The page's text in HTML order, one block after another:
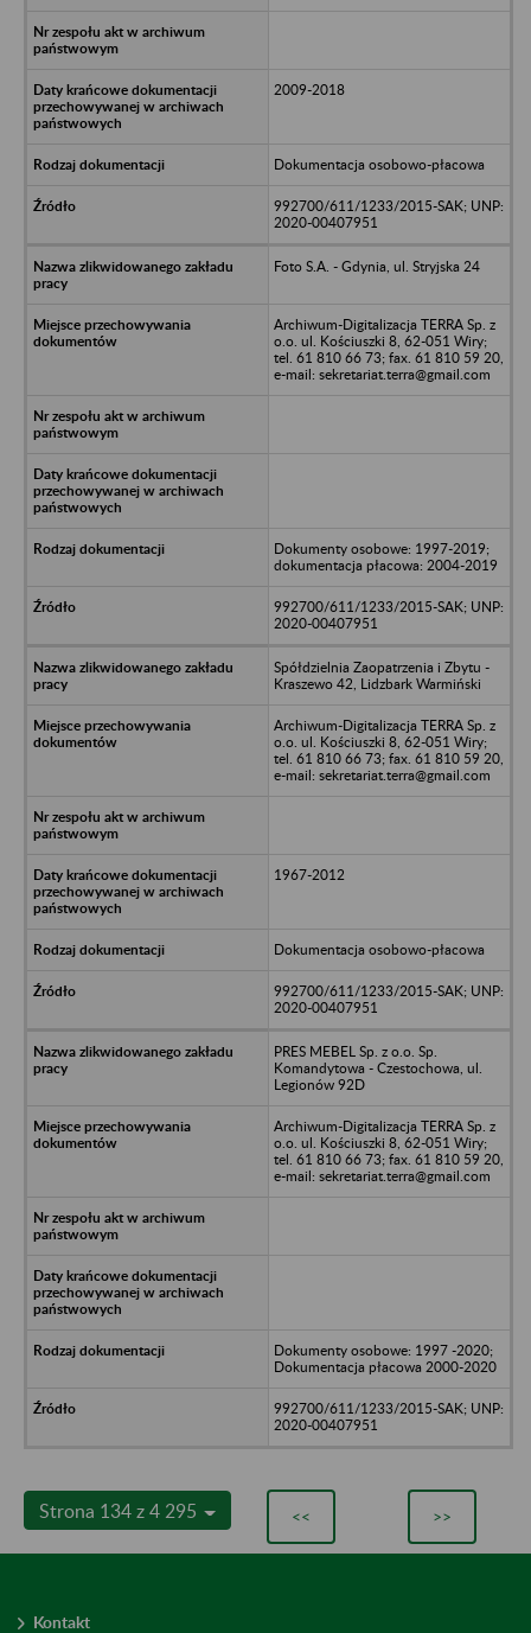
2009-2018
Dokumentacja osobowo-płacowa
992700/611/1233/2015-SAK; UNP:
2020-00407951
Foto S.A. - Gdynia, ul. Stryjska 24
Archiwum-Digitalizacja TERRA Sp. z
o.o. ul. Kościuszki 8, 62-051 Wiry;
tel. 61 810 66 73; fax. 61 810 59 20,
e-mail: sekretariat.terra@gmail.com
Dokumenty osobowe: 1997-2019;
dokumentacja płacowa: 2004-2019
992700/611/1233/2015-SAK; UNP:
2020-00407951
Spółdzielnia Zaopatrzenia i Zbytu -
Kraszewo 42, Lidzbark Warmiński
Archiwum-Digitalizacja TERRA Sp. z
o.o. ul. Kościuszki 8, 62-051 Wiry;
tel. 61 810 66 73; fax. 61 810 59 20,
e-mail: sekretariat.terra@gmail.com
1967-2012
Dokumentacja osobowo-płacowa
992700/611/1233/2015-SAK; UNP:
2020-00407951
PRES MEBEL Sp. z o.o. Sp.
Komandytowa - Czestochowa, ul.
Legionów 92D
Archiwum-Digitalizacja TERRA Sp. z
o.o. ul. Kościuszki 8, 62-051 Wiry;
tel. 61 810 66 73; fax. 61 810 59 20,
e-mail: sekretariat.terra@gmail.com
Dokumenty osobowe: 1997 -2020;
Dokumentacja płacowa 2000-2020
992700/611/1233/2015-SAK; UNP:
2020-00407951
Strona 134 z 4 295 << >>
Kontakt